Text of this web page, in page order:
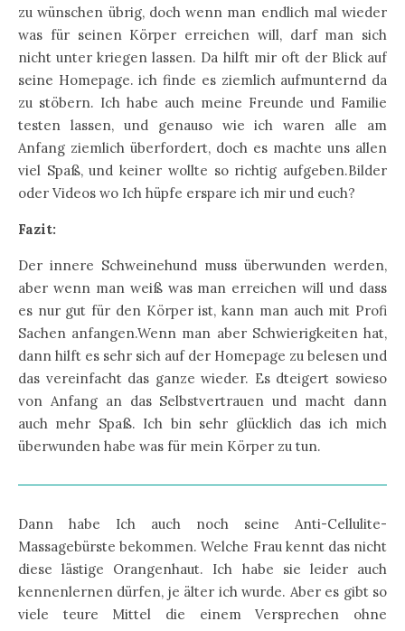
zu wünschen übrig, doch wenn man endlich mal wieder
was für seinen Körper erreichen will, darf man sich
nicht unter kriegen lassen. Da hilft mir oft der Blick auf
seine Homepage. ich finde es ziemlich aufmunternd da
zu stöbern. Ich habe auch meine Freunde und Familie
testen lassen, und genauso wie ich waren alle am
Anfang ziemlich überfordert, doch es machte uns allen
viel Spaß, und keiner wollte so richtig aufgeben.Bilder
oder Videos wo Ich hüpfe erspare ich mir und euch?
Fazit:
Der innere Schweinehund muss überwunden werden,
aber wenn man weiß was man erreichen will und dass
es nur gut für den Körper ist, kann man auch mit Profi
Sachen anfangen.Wenn man aber Schwierigkeiten hat,
dann hilft es sehr sich auf der Homepage zu belesen und
das vereinfacht das ganze wieder. Es dteigert sowieso
von Anfang an das Selbstvertrauen und macht dann
auch mehr Spaß. Ich bin sehr glücklich das ich mich
überwunden habe was für mein Körper zu tun.
Dann habe Ich auch noch seine Anti-Cellulite-
Massagebürste bekommen. Welche Frau kennt das nicht
diese lästige Orangenhaut. Ich habe sie leider auch
kennenlernen dürfen, je älter ich wurde. Aber es gibt so
viele teure Mittel die einem Versprechen ohne